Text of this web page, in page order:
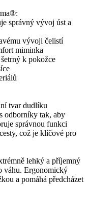
správný vývoj úst a
vývoji čelistí
miminka
k pokožce
tvar dudlíku
odborníky tak, aby
správnou funkci
což je klíčové pro
lehký a příjemný
váhu. Ergonomický
a pomáhá předcházet